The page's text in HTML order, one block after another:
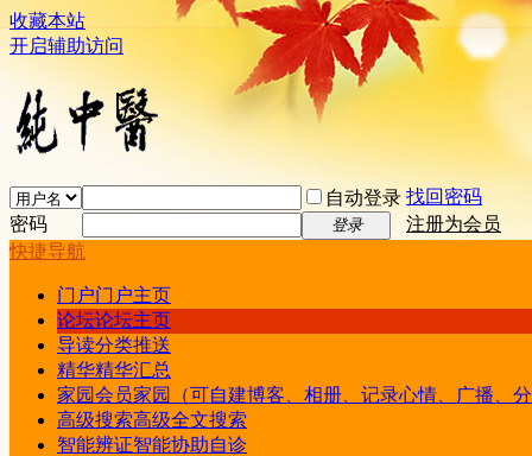
收藏本站
开启辅助访问
自动登录 找回密码
密码
登录
注册为会员
快捷导航
门户门户主页
论坛论坛主页
导读分类推送
精华精华汇总
家园会员家园（可自建博客、相册、记录心情、广播、
高级搜索高级全文搜索
智能辨证智能协助自诊